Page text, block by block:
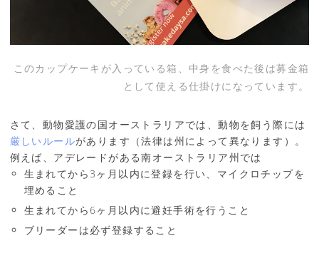
このカップケーキが入っている箱、中身を食べた後は募金箱
として使える仕掛けになっています。
さて、動物愛護の国オーストラリアでは、動物を飼う際には
厳しいルールがあります（法律は州によって異なります）。
例えば、アデレードがある南オーストラリア州では
生まれてから3ヶ月以内に登録を行い、マイクロチップを
埋めること
生まれてから6ヶ月以内に避妊手術を行うこと
ブリーダーは必ず登録すること